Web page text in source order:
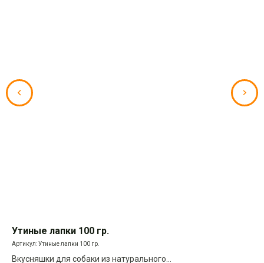
Утиные лапки 100 гр.
Артикул:Утиные лапки 100 гр.
Вкусняшки для собаки из натурального